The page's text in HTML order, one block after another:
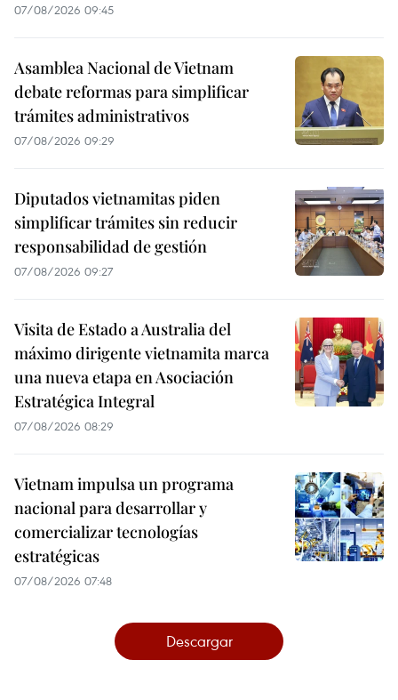
07/08/2026 09:45
Asamblea Nacional de Vietnam
debate reformas para simplificar
trámites administrativos
07/08/2026 09:29
Diputados vietnamitas piden
simplificar trámites sin reducir
responsabilidad de gestión
07/08/2026 09:27
Visita de Estado a Australia del
máximo dirigente vietnamita marca
una nueva etapa en Asociación
Estratégica Integral
07/08/2026 08:29
Vietnam impulsa un programa
nacional para desarrollar y
comercializar tecnologías
estratégicas
07/08/2026 07:48
Descargar